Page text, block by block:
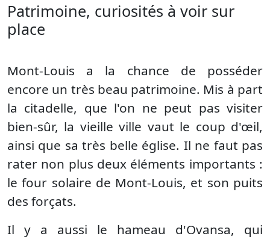
Patrimoine, curiosités à voir sur
place
Mont-Louis a la chance de posséder
encore un très beau patrimoine. Mis à part
la citadelle, que l'on ne peut pas visiter
bien-sûr, la vieille ville vaut le coup d'œil,
ainsi que sa très belle église. Il ne faut pas
rater non plus deux éléments importants :
le four solaire de Mont-Louis, et son puits
des forçats.
Il y a aussi le hameau d'Ovansa, qui